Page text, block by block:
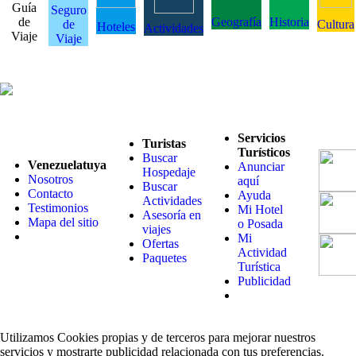
Guía
de
Viaje
Seguro
de
Viaje
Hoteles Actividades Geografía Historia Cultura
Venezuelatuya
Nosotros
Contacto
Testimonios
Mapa del sitio
Turistas
Buscar
Hospedaje
Buscar
Actividades
Asesoría en
viajes
Ofertas
Paquetes
Servicios
Turísticos
Anunciar
aquí
Ayuda
Mi Hotel
o Posada
Mi
Actividad
Turística
Publicidad
Utilizamos Cookies propias y de terceros para mejorar nuestros
servicios y mostrarte publicidad relacionada con tus preferencias.